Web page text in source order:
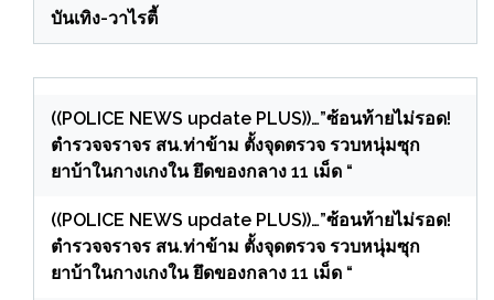
บันเทิง-วาไรตี้
((POLICE NEWS update PLUS))…”ซ้อนท้ายไม่รอด!
ตำรวจจราจร สน.ท่าข้าม ตั้งจุดตรวจ รวบหนุ่มซุก
ยาบ้าในกางเกงใน ยึดของกลาง 11 เม็ด “
((POLICE NEWS update PLUS))…”ซ้อนท้ายไม่รอด!
ตำรวจจราจร สน.ท่าข้าม ตั้งจุดตรวจ รวบหนุ่มซุก
ยาบ้าในกางเกงใน ยึดของกลาง 11 เม็ด “